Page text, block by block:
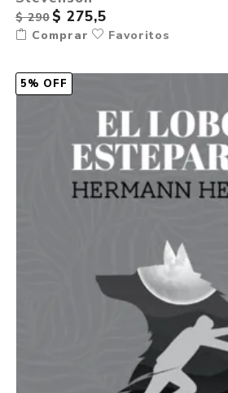
$ 290 $ 275,5
Comprar Favoritos
5% OFF